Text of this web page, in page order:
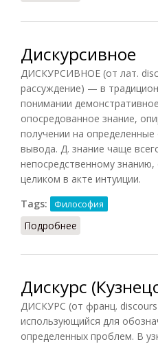
Дискурсивное
ДИСКУРСИВНОЕ (от лат.
рассуждение) — в
понимании
опосредованное знание,
получении на
вывода. Д. знание чаще
непосредственному
целиком в акте интуиции.
Tags:
Философия
Подробнее
Дискурс
ДИСКУРС (от франц.
использующийся для
определенных проблем. В